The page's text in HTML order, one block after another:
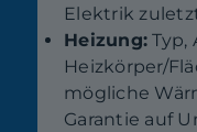
Elektrik
Heizung: Typ,
Heizkörper/
mögliche
Garantie auf